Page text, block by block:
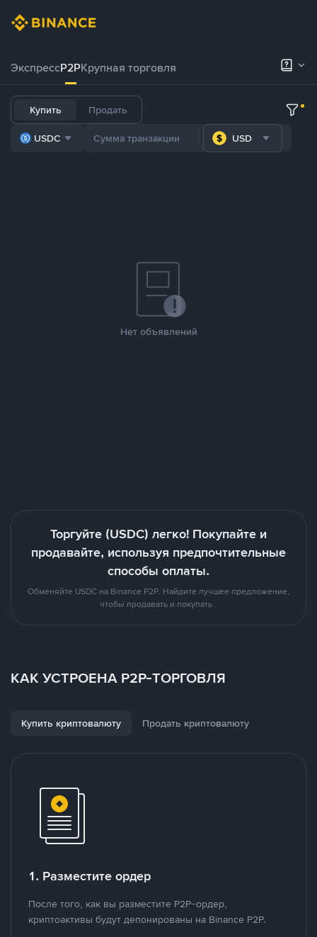
ЭкспрессP2PКрупная торговля
Купить Продать
USDC USD
Нет объявлений
Торгуйте (USDC) легко! Покупайте и
продавайте, используя предпочтительные
способы оплаты.
Обменяйте USDC на Binance P2P. Найдите лучшее предложение,
чтобы продавать и покупать .
КАК УСТРОЕНА P2P-ТОРГОВЛЯ
Купить криптовалюту Продать криптовалюту
1. Разместите ордер
После того, как вы разместите P2P-ордер,
криптоактивы будут депонированы на Binance P2P.